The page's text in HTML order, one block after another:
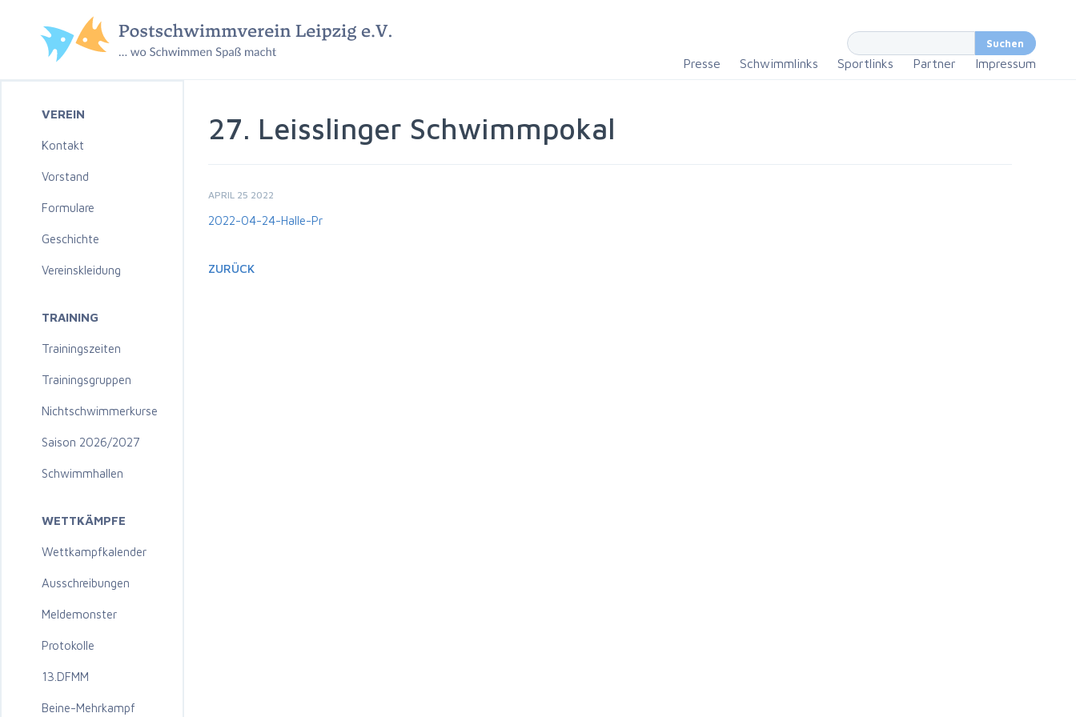
Presse Schwimmlinks Sportlinks Partner Impressum
VEREIN
Kontakt
Vorstand
Formulare
Geschichte
Vereinskleidung
TRAINING
Trainingszeiten
Trainingsgruppen
Nichtschwimmerkurse
Saison 2026/2027
Schwimmhallen
WETTKÄMPFE
Wettkampfkalender
Ausschreibungen
Meldemonster
Protokolle
13.DFMM
Beine-Mehrkampf
27. Leisslinger Schwimmpokal
APRIL 25 2022
2022-04-24-Halle-Pr
ZURÜCK